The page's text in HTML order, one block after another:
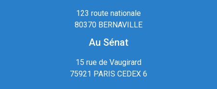
123 route nationale
80370 BERNAVILLE
Au Sénat
15 rue de Vaugirard
75921 PARIS CEDEX 6